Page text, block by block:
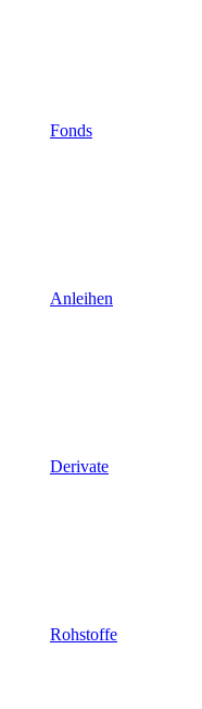
Fonds
Anleihen
Derivate
Rohstoffe